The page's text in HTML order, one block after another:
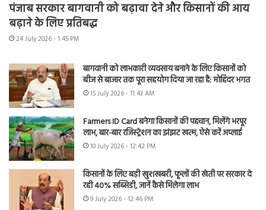
पंजाब सरकार बागवानी को बढ़ावा देने और किसानों की आय
बढ़ाने के लिए प्रतिबद्ध
24 July 2026 - 1:45 PM
बागवानी को लाभकारी व्यवसाय बनाने के लिए किसानों को
बीज से बाजार तक पूरा सहयोग दिया जा रहा है: मोहिंदर भगत
15 July 2026 - 11:43 AM
Farmers ID Card बनेगा किसानों की पहचान, मिलेंगे भरपूर
लाभ, बार-बार रजिस्ट्रेशन का झंझट खत्म, ऐसे करें अप्लाई
10 July 2026 - 12:42 PM
किसानों के लिए बड़ी खुशखबरी, फूलों की खेती पर सरकार दे
रही 40% सब्सिडी, जानें कैसे मिलेगा लाभ
9 July 2026 - 12:46 PM